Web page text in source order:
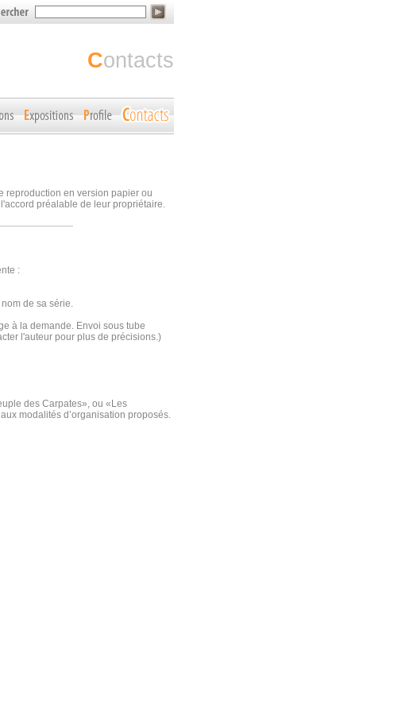
contacts
reproduction en version papier ou
préalable de leur propriétaire.
:
de sa série.
à la demande. Envoi sous tube
l'auteur pour plus de précisions.)
des Carpates», ou «Les
modalités d’organisation proposés.